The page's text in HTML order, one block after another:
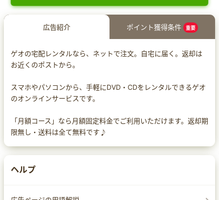
広告紹介 ポイント獲得条件 重要
ゲオの宅配レンタルなら、ネットで注文。自宅に届く。返却は
お近くのポストから。
スマホやパソコンから、手軽にDVD・CDをレンタルできるゲオ
のオンラインサービスです。
「月額コース」なら月額固定料金でご利用いただけます。返却期
限無し・送料は全て無料です♪
ヘルプ